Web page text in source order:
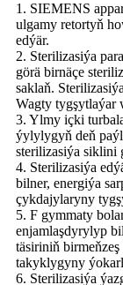
1. SIEMENS
ulgamy retortyň
edýär.
2. Sterilizasiýa
görä birnäçe
saklaň.
Wagty tygşytlaýar
3. Ylmy içki
ýylylygyň deň
sterilizasiýa siklini
4. Sterilizasiýa
bilner, energiýa
çykdajylaryny
5. F gymmaty
enjamlaşdyrylyp
täsiriniň
takyklygyny
6. Sterilizasiýa